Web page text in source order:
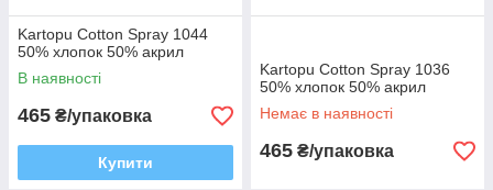
Kartopu Cotton Spray 1044
50% хлопок 50% акрил
В наявності
465 ₴/упаковка
Купити
Kartopu Cotton Spray 1036
50% хлопок 50% акрил
Немає в наявності
465 ₴/упаковка